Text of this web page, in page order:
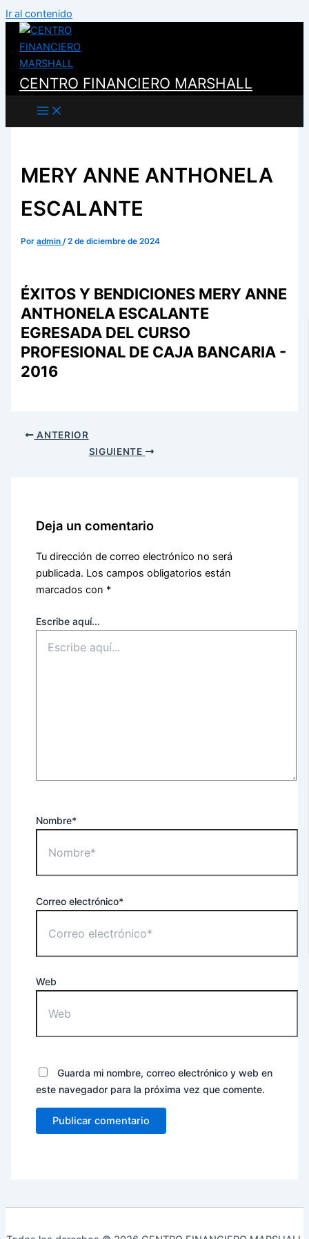
Ir al contenido
CENTRO FINANCIERO MARSHALL
MERY ANNE ANTHONELA
ESCALANTE
Poradmin/2 de diciembre de 2024
ÉXITOS Y BENDICIONES MERY ANNE
ANTHONELA ESCALANTE
EGRESADA DEL CURSO
PROFESIONAL DE CAJA BANCARIA -
2016
ANTERIOR
SIGUIENTE
Deja un comentario
Tu dirección de correo electrónico no será
publicada. Los campos obligatorios están
marcados con *
Escribe aquí...
Nombre*
Correo electrónico*
Web
Guarda mi nombre, correo electrónico y web en
este navegador para la próxima vez que comente.